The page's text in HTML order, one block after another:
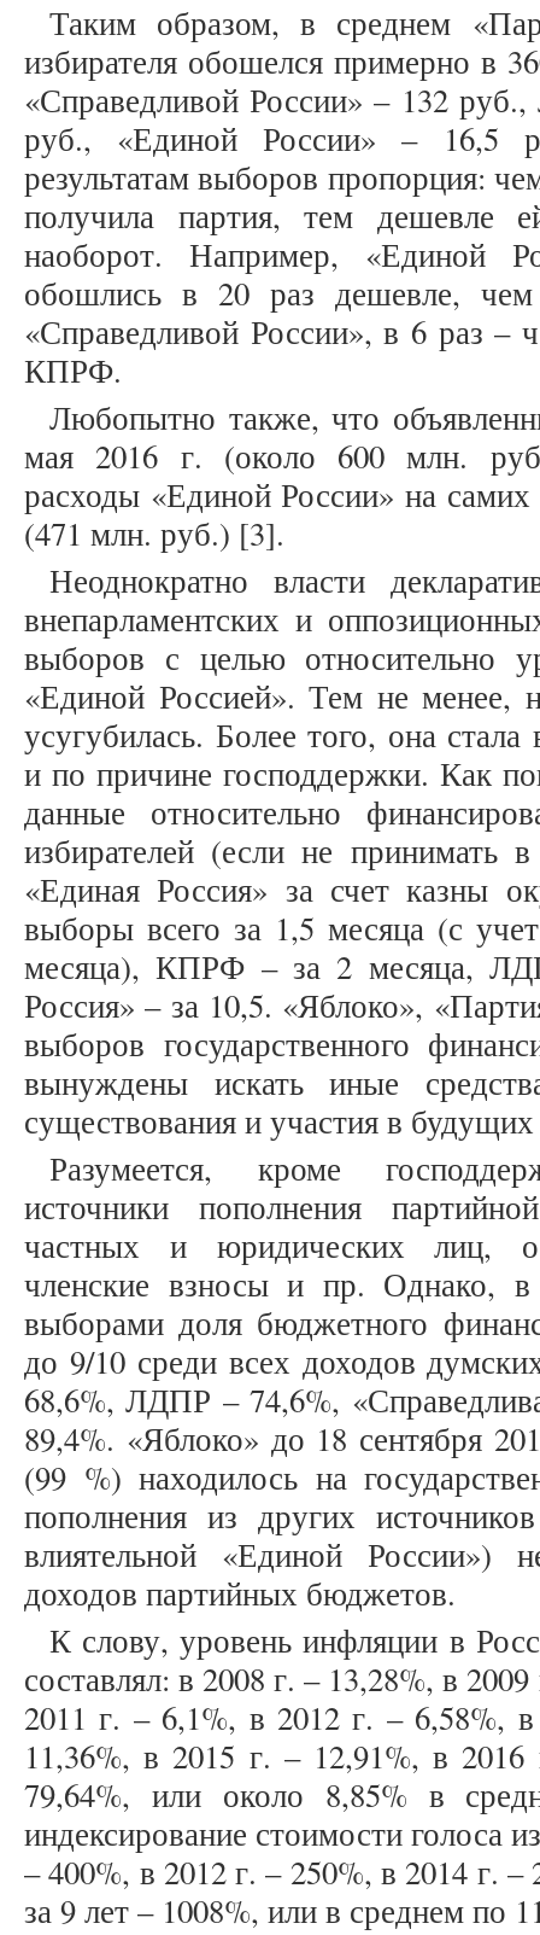
Таким образом, в среднем
избирателя обошелся примерно в
«Справедливой России» – 132
руб., «Единой России» – 16,5
результатам выборов пропорция:
получила партия, тем дешевле
наоборот. Например, «Единой
обошлись в 20 раз дешевле,
«Справедливой России», в 6 раз
КПРФ.
Любопытно также, что
мая 2016 г. (около 600 млн.
расходы «Единой России» на
(471 млн. руб.) [3].
Неоднократно власти
внепарламентских и
выборов с целью относительно
«Единой Россией». Тем не менее,
усугубилась. Более того, она
и по причине господдержки. Как
данные относительно
избирателей (если не принимать
«Единая Россия» за счет казны
выборы всего за 1,5 месяца (с
месяца), КПРФ – за 2 месяца,
Россия» – за 10,5. «Яблоко»,
выборов государственного
вынуждены искать иные
существования и участия в
Разумеется, кроме
источники пополнения
частных и юридических лиц,
членские взносы и пр. Однако,
выборами доля бюджетного
до 9/10 среди всех доходов
68,6%, ЛДПР – 74,6%,
89,4%. «Яблоко» до 18 сентября
(99 %) находилось на
пополнения из других
влиятельной «Единой
доходов партийных бюджетов.
К слову, уровень инфляции в
составлял: в 2008 г. – 13,28%, в
2011 г. – 6,1%, в 2012 г. – 6,58%,
11,36%, в 2015 г. – 12,91%, в
79,64%, или около 8,85% в
индексирование стоимости голоса
– 400%, в 2012 г. – 250%, в 2014 г. –
за 9 лет – 1008%, или в среднем по